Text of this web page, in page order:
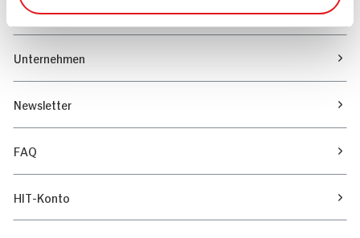
Verantwortung & Nachhaltigkeit
Unternehmen
Newsletter
FAQ
HIT-Konto